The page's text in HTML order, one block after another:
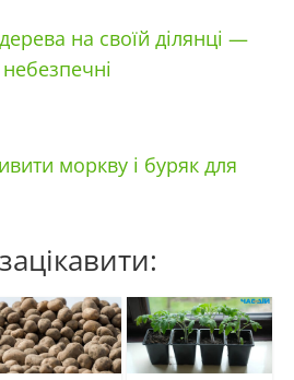
на своїй ділянці —
моркву і буряк для